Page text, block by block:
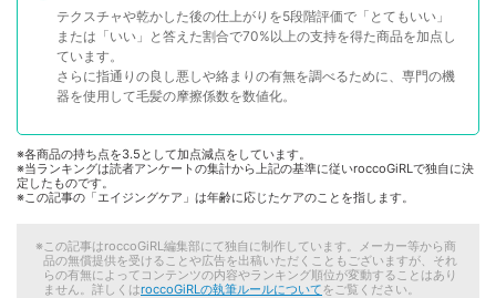
テクスチャや乾かした後の仕上がりを5段階評価で「とてもいい」
または「いい」と答えた割合で70%以上の支持を得た商品を加点し
ています。
さらに指通りの良し悪しや絡まりの有無を調べるために、専門の機
器を使用して毛髪の摩擦係数を数値化。
※各商品の持ち点を3.5として加点減点をしています。
※当ランキングは読者アンケートの集計から上記の基準に従いroccoGiRLで独自に決
定したものです。
※この記事の「エイジングケア」は年齢に応じたケアのことを指します。
この記事はroccoGiRL編集部にて独自に制作しています。メーカー等から商
品の無償提供を受けることや広告を出稿いただくこともございますが、それ
らの有無によってコンテンツの内容やランキング順位が変動することはあり
ません。詳しくはroccoGiRLの執筆ルールについてをご覧ください。